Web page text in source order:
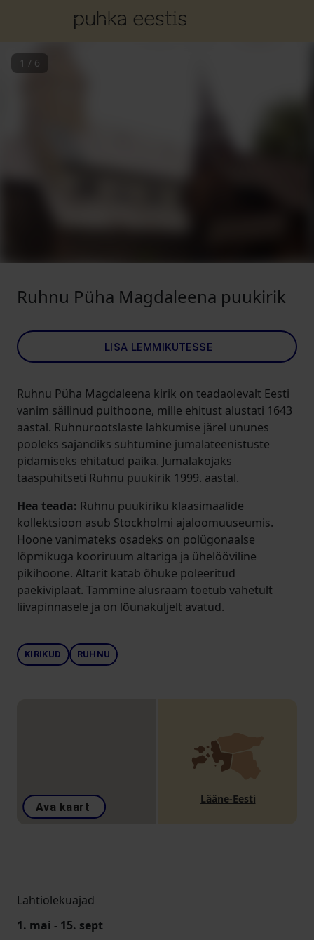
1 / 6
Ruhnu Püha Magdaleena puukirik
LISA LEMMIKUTESSE
Ruhnu Püha Magdaleena kirik on teadaolevalt Eesti
vanim säilinud puithoone, mille ehitust alustati 1643
aastal. Ruhnurootslaste lahkumise järel ununes
pooleks sajandiks suhtumine jumalateenistuste
pidamiseks ehitatud paika. Jumalakojaks
taaspühitseti Ruhnu puukirik 1999. aastal.
Hea teada: Ruhnu puukiriku klaasimaalide
kollektsioon asub Stockholmi ajaloomuuseumis.
Hoone vanimateks osadeks on polügonaalse
lõpmikuga kooriruum altariga ja ühelööviline
pikihoone. Altarit katab õhuke poleeritud
paekiviplaat. Tammine alusraam toetub vahetult
liivapinnasele ja on lõunaküljelt avatud.
KIRIKUD RUHNU
Ava kaart
Lääne-Eesti
Lahtiolekuajad
1. mai - 15. sept